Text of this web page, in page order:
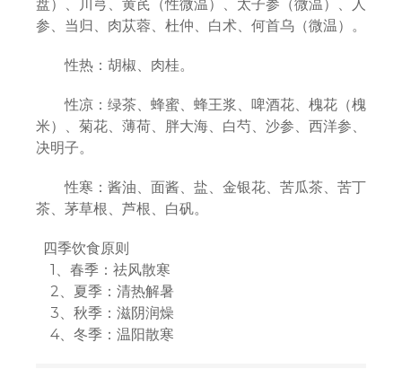
盘）、川芎、黄芪（性微温）、太子参（微温）、人
参、当归、肉苁蓉、杜仲、白术、何首乌（微温）。
性热：胡椒、肉桂。
性凉：绿茶、蜂蜜、蜂王浆、啤酒花、槐花（槐
米）、菊花、薄荷、胖大海、白芍、沙参、西洋参、
决明子。
性寒：酱油、面酱、盐、金银花、苦瓜茶、苦丁
茶、茅草根、芦根、白矾。
四季饮食原则
1、春季：祛风散寒
2、夏季：清热解暑
3、秋季：滋阴润燥
4、冬季：温阳散寒